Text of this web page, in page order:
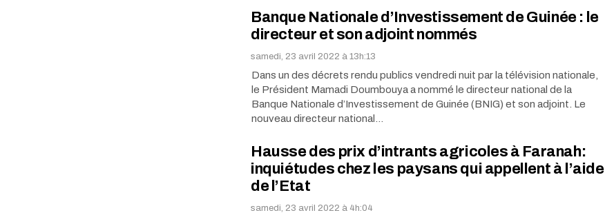
Banque Nationale d’Investissement de Guinée : le
directeur et son adjoint nommés
samedi, 23 avril 2022 à 13h:13
Dans un des décrets rendu publics vendredi nuit par la télévision nationale,
le Président Mamadi Doumbouya a nommé le directeur national de la
Banque Nationale d’Investissement de Guinée (BNIG) et son adjoint. Le
nouveau directeur national…
Hausse des prix d’intrants agricoles à Faranah:
inquiétudes chez les paysans qui appellent à l’aide
de l’Etat
samedi, 23 avril 2022 à 4h:04